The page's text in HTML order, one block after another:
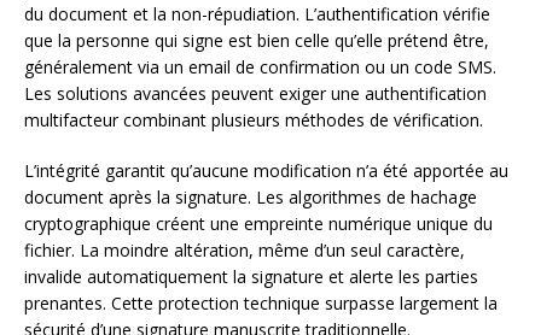
du document et la non-répudiation. L’authentification vérifie
que la personne qui signe est bien celle qu’elle prétend être,
généralement via un email de confirmation ou un code SMS.
Les solutions avancées peuvent exiger une authentification
multifacteur combinant plusieurs méthodes de vérification.
L’intégrité garantit qu’aucune modification n’a été apportée au
document après la signature. Les algorithmes de hachage
cryptographique créent une empreinte numérique unique du
fichier. La moindre altération, même d’un seul caractère,
invalide automatiquement la signature et alerte les parties
prenantes. Cette protection technique surpasse largement la
sécurité d’une signature manuscrite traditionnelle.